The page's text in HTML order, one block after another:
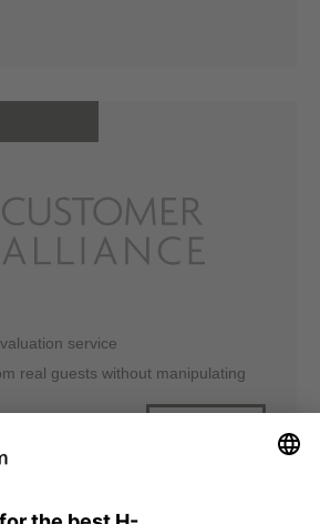
service
real guests without manipulating